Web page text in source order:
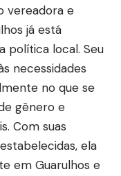
vereadora e
já está
política local. Seu
necessidades
no que se
gênero e
Com suas
ela
em Guarulhos e